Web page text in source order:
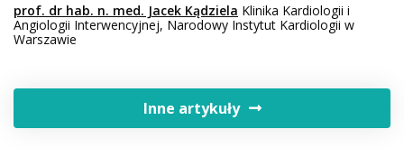
prof. dr hab. n. med. Jacek Kądziela Klinika Kardiologii i
Angiologii Interwencyjnej, Narodowy Instytut Kardiologii w
Warszawie
Inne artykuły